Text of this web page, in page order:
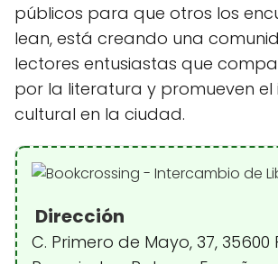
públicos para que otros los
lean, está creando una
lectores entusiastas que
por la literatura y promueven
cultural en la ciudad.
Dirección
C. Primero de Mayo, 37,